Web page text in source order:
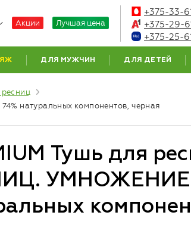
Акции Лучшая цена
+375-33-
+375-29-
+375-25-
ДЛЯ МУЖЧИН ДЛЯ ДЕТЕЙ
натуральных компонентов, черная
Тушь для
УМНОЖЕНИЕ